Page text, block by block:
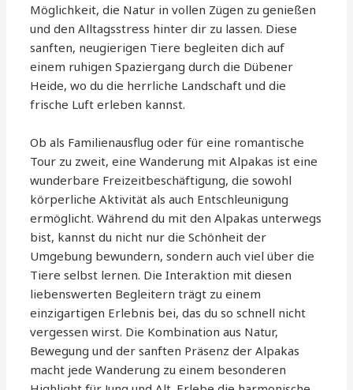
Möglichkeit, die Natur in vollen Zügen zu genießen
und den Alltagsstress hinter dir zu lassen. Diese
sanften, neugierigen Tiere begleiten dich auf
einem ruhigen Spaziergang durch die Dübener
Heide, wo du die herrliche Landschaft und die
frische Luft erleben kannst.
Ob als Familienausflug oder für eine romantische
Tour zu zweit, eine Wanderung mit Alpakas ist eine
wunderbare Freizeitbeschäftigung, die sowohl
körperliche Aktivität als auch Entschleunigung
ermöglicht. Während du mit den Alpakas unterwegs
bist, kannst du nicht nur die Schönheit der
Umgebung bewundern, sondern auch viel über die
Tiere selbst lernen. Die Interaktion mit diesen
liebenswerten Begleitern trägt zu einem
einzigartigen Erlebnis bei, das du so schnell nicht
vergessen wirst. Die Kombination aus Natur,
Bewegung und der sanften Präsenz der Alpakas
macht jede Wanderung zu einem besonderen